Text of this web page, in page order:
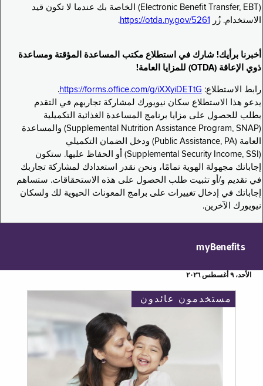
(Electronic Benefit Transfer, EBT) الخاصة بك عندما لا تكون قيد
الاستخدام. زُر
https://otda.ny.gov/5261
.
أخبرنا برأيك! شارك في استطلاع مكتب المساعدة المؤقتة ومساعدة
ذوي الإعاقة (OTDA) للمزايا العامة!
رابط الاستطلاع: https://forms.office.com/g/iXXyiDETtG
.
يدعو هذا الاستطلاع سكان نيويورك لمشاركة تجاربهم في التقدم
بطلب للحصول على مزايا برنامج المساعدة الغذائية التكميلية
(Supplemental Nutrition Assistance Program, SNAP) والمساعدة
العامة (Public Assistance, PA) ودخل الضمان التكميلي
(Supplemental Security Income, SSI) أو الحفاظ عليها. ستكون
إجاباتك مجهولة الهوية تمامًا، ونحن نقدر استعدادك لمشاركة تجاربك
في تقديم و/أو تثبيت طلب الحصول على هذه الاستحقاقات. ستساهم
إجاباتك في إدخال تغييرات على برامج المعونات الحيوية لك ولسكان
نيويورك الآخرين.
myBenefits
الأحد، ٩ أغسطس ٢٠٢٦
مستخدمون عائدون